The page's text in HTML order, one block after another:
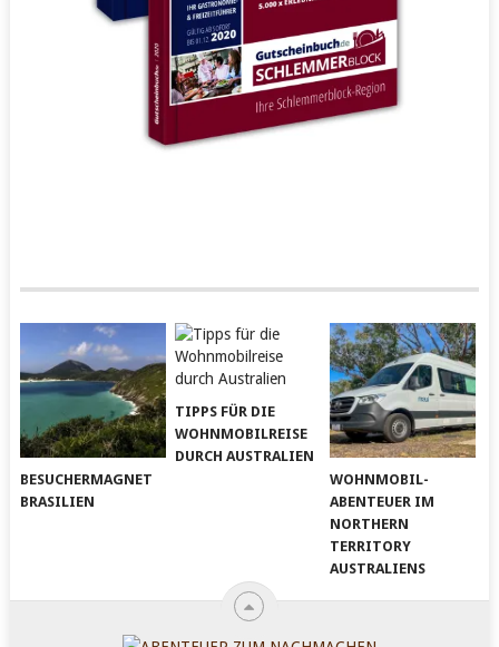
BESUCHERMAGNET
BRASILIEN
TIPPS FÜR DIE
WOHNMOBILREISE
DURCH AUSTRALIEN
WOHNMOBIL-
ABENTEUER IM
NORTHERN
TERRITORY
AUSTRALIENS